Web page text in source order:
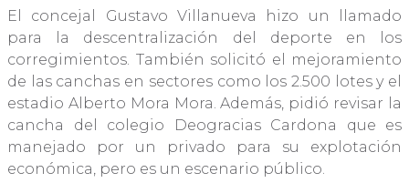
El concejal Gustavo Villanueva hizo un llamado
para la descentralización del deporte en los
corregimientos. También solicitó el mejoramiento
de las canchas en sectores como los 2.500 lotes y el
estadio Alberto Mora Mora. Además, pidió revisar la
cancha del colegio Deogracias Cardona que es
manejado por un privado para su explotación
económica, pero es un escenario público.